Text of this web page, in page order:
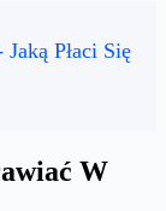
Płaci Się
W